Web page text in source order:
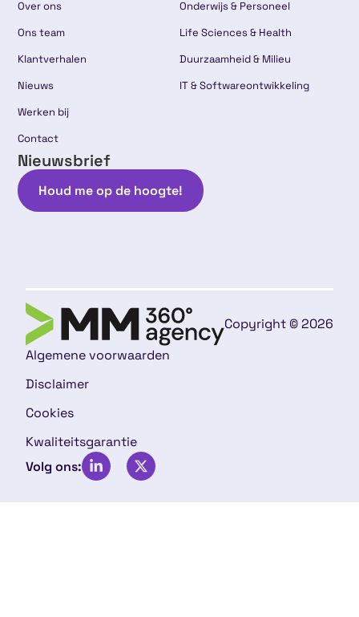
Over ons
Ons team
Klantverhalen
Nieuws
Werken bij
Contact
Onderwijs & Personeel
Life Sciences & Health
Duurzaamheid & Milieu
IT & Softwareontwikkeling
Nieuwsbrief
Houd me op de hoogte!
Copyright © 2026
Algemene voorwaarden
Disclaimer
Cookies
Kwaliteitsgarantie
Volg ons: